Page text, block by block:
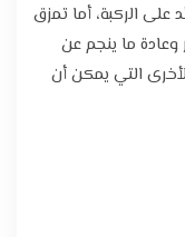
على الركبة، أما تمزق
وعادة ما ينجم عن
التي يمكن أن